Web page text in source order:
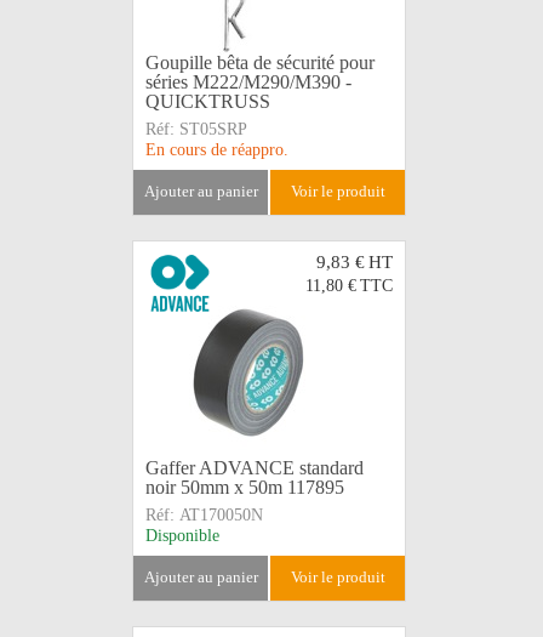
Goupille bêta de sécurité pour
séries M222/M290/M390 -
QUICKTRUSS
Réf: ST05SRP
En cours de réappro.
ajouter au panier voir le produit
9,83 €HT
11,80 € TTC
Gaffer ADVANCE standard
noir 50mm x 50m 117895
Réf: AT170050N
Disponible
ajouter au panier voir le produit